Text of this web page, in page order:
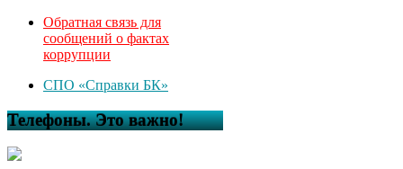
Обратная связь для
сообщений о фактах
коррупции
СПО «Справки БК»
Телефоны. Это важно!